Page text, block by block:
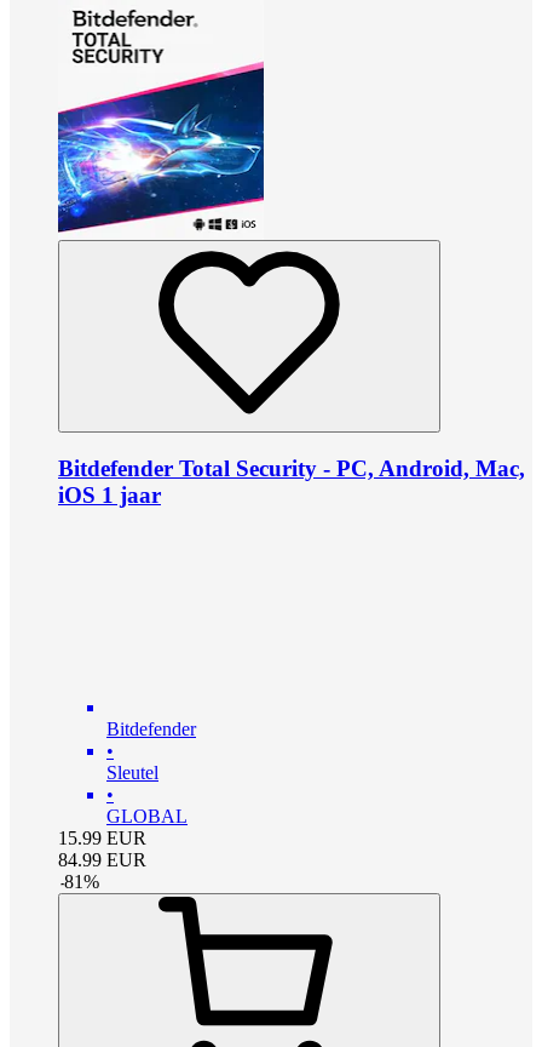
Bitdefender Total Security - PC, Android, Mac,
iOS 1 jaar
Bitdefender
•
Sleutel
•
GLOBAL
15.99 EUR
84.99 EUR
-81%